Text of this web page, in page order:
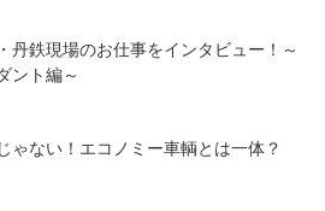
丹鉄現場のお仕事をインタビュー！～
ント編～
ゃない！エコノミー車輌とは一体？